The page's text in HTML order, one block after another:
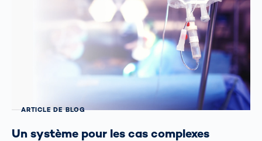
ARTICLE DE BLOG
Un système pour les cas complexes